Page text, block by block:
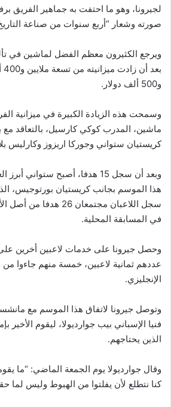
لجيرونا، وهو ما احتفت به جماهير الفريق
صورته وشعار “أربع سنوات من صناعة
ويرجع الكثيرون معظم الفضل لماشين في
و500 ألف دولار.
وسمحت هذه الزيادة الكبيرة في ميزانية
ماشين، المدرب كوكي كارسيل، بالتعاقد مع
كريستيان ستواني وجوركا اريزوز وكارليس
وبعد أن سجل 15 هدفا، أصبح ستواني
سجل اللاعبان مجتمعان 26
في المسابقة المحلية.
وحصل جيرونا على خدمات لاعبين أخرين على
عددهم ثمانية لاعبين، خمسة منهم جاءوا
الإنجليزي.
وتوصل جيرونا لاتفاق هذا الموسم مع
فنيا الإسباني بيب جوارديولا، ليقوم الأخير
الذين يحتاجهم.
وقال جوارديولا يوم الجمعة الماضي: “ما
كنا نتطلع لأن يفلتوا من الهبوط وليس